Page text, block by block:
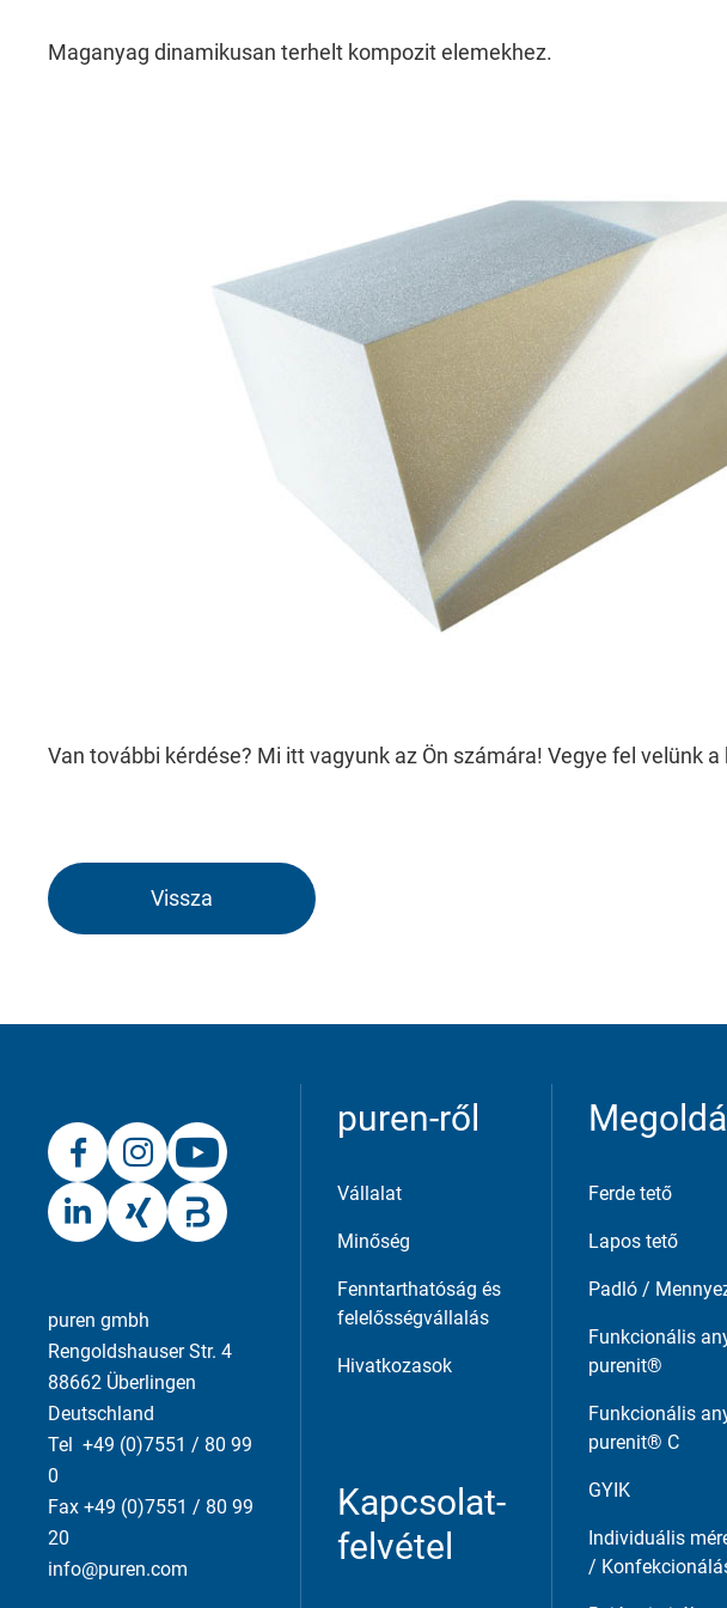
Maganyag dinamikusan terhelt kompozit elemekhez.
Van további kérdése? Mi itt vagyunk az Ön számára! Vegye fel velünk
Vissza
puren gmbh
Rengoldshauser Str. 4
88662 Überlingen
Deutschland
Tel +49 (0)7551 / 80 99
0
Fax +49 (0)7551 / 80 99
20
info@puren.com
puren-ről
Vállalat
Minőség
Fenntarthatóság és
felelősségvállalás
Hivatkozasok
Kapcsolat-
felvétel
Ferde tető
Lapos tető
Padló /
Funkcionális
purenit®
Funkcionális
purenit® C
GYIK
Individuális
/
Kötelező
External Content
Includes resources that make external content available on
Consent Information
Marketing
Consent Information